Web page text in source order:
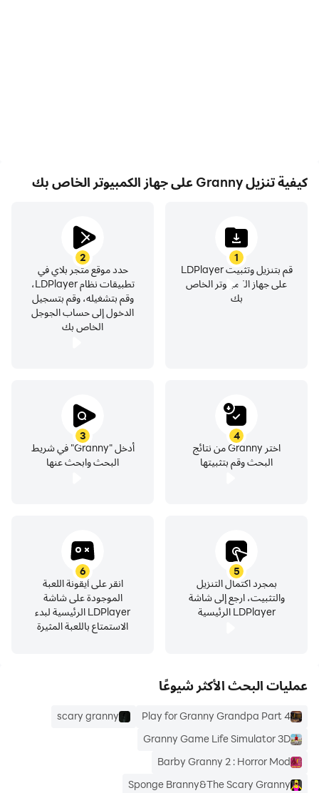
كيفية تنزيل Granny على جهاز الكمبيوتر الخاص بك
1
قم بتنزيل وتثبيت LDPlayer
على جهاز الكمبيوتر الخاص
بك
2
حدد موقع متجر بلاي في
تطبيقات نظام LDPlayer،
وقم بتشغيله، وقم بتسجيل
الدخول إلى حساب الجوجل
الخاص بك
3
أدخل "Granny" في شريط
البحث وابحث عنها
4
اختر Granny من نتائج
البحث وقم بتثبيتها
5
بمجرد اكتمال التنزيل
والتثبيت، ارجع إلى شاشة
LDPlayer الرئيسية
6
انقر على أيقونة اللعبة
الموجودة على شاشة
LDPlayer الرئيسية لبدء
الاستمتاع باللعبة المثيرة
عمليات البحث الأكثر شيوعًا
Play for Granny Grandpa Part 4
scary granny
Granny Game Life Simulator 3D
Barby Granny 2 : Horror Mod
Sponge Branny&The Scary Granny